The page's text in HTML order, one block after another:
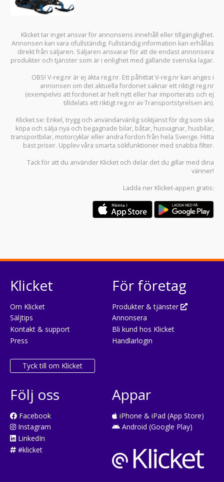
Klicket tar inget ansvar för annonsens innehåll eller tillgänglighet.
Annonsen kan vara ofullständig. Fullständig information kan erhållas
direkt från säljaren. Säljaren ansvarar för att de endast annonsera
produkter och tjänster som är i enlighet med gällande svenska lagar.
OBS! V-reg.nr är ej äkta reg.nr. Ett påhittat V-reg.nr kan anges i
annonsen om det aktuella fordonet saknar ett riktigt reg.nr
(exempelvis att fordonet är helt nytt eller har importerats och ej
tilldelats ett riktigt reg.nr av Transportstyrelsen än).
Klicket.se: Enkel, trygg och användarvänlig söktjänst för dig som ska
köpa och sälja nya och begagnade bilar, båtar, husvagnar, husbilar,
transportbilar, motorcyklar eller andra fordon från hela Sverige. Hitta
bäst priser. Upplev våra smarta sökfunktioner med snabba filter.
Tack för att du använder Klicket och delar det du gillar med dina
vänner!
Ladda ner Klicket-appen gratis:
Klicket
Om Klicket
Säljtips
Kontakt & support
Press
Tyck till om Klicket
För företag
Produkter & tjänster
Annonsera
Bli kund hos Klicket
Handlarlogin
Följ oss
Facebook
Instagram
LinkedIn
#klicket
Appar
iPhone & iPad (App Store)
Android (Google Play)